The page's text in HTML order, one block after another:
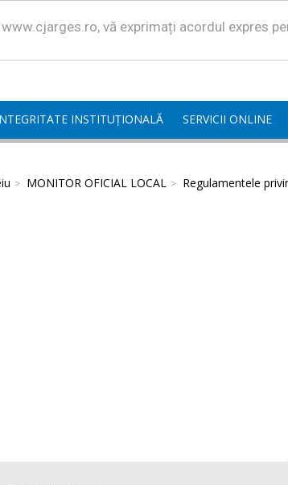
vă exprimați acordul expres
INSTITUȚIONALĂ SERVICII ONLINE
MONITOR OFICIAL LOCAL Regulamentele